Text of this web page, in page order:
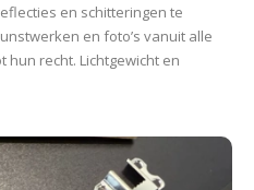
en schitteringen te
en foto’s vanuit alle
recht. Lichtgewicht en